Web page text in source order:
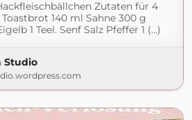
Zutaten für 4
140 ml Sahne 300 g
1 Teel. Senf Salz Pfeffer 1 (...)
Studio